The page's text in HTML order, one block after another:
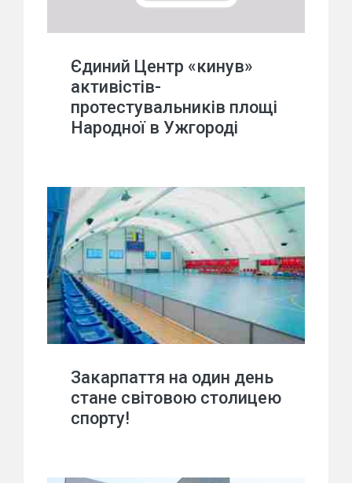
Єдиний Центр «кинув»
активістів-
протестувальників площі
Народної в Ужгороді
Закарпаття на один день
стане світовою столицею
спорту!